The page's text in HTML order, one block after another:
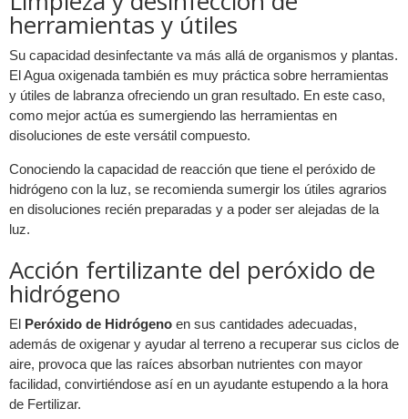
herramientas y útiles
Su capacidad desinfectante va más allá de organismos y plantas.
El Agua oxigenada también es muy práctica sobre herramientas
y útiles de labranza ofreciendo un gran resultado. En este caso,
como mejor actúa es sumergiendo las herramientas en
disoluciones de este versátil compuesto.
Conociendo la capacidad de reacción que tiene el peróxido de
hidrógeno con la luz, se recomienda sumergir los útiles agrarios
en disoluciones recién preparadas y a poder ser alejadas de la
luz.
Acción fertilizante del peróxido de
hidrógeno
El Peróxido de Hidrógeno en sus cantidades adecuadas,
además de oxigenar y ayudar al terreno a recuperar sus ciclos de
aire, provoca que las raíces absorban nutrientes con mayor
facilidad, convirtiéndose así en un ayudante estupendo a la hora
de Fertilizar.